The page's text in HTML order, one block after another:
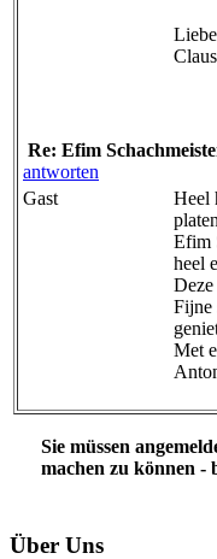
Claus
Re: Efim
antworten
Gast
Heel
Efim
heel
Fijne
Met
Sie müssen
machen zu können -
Über Uns